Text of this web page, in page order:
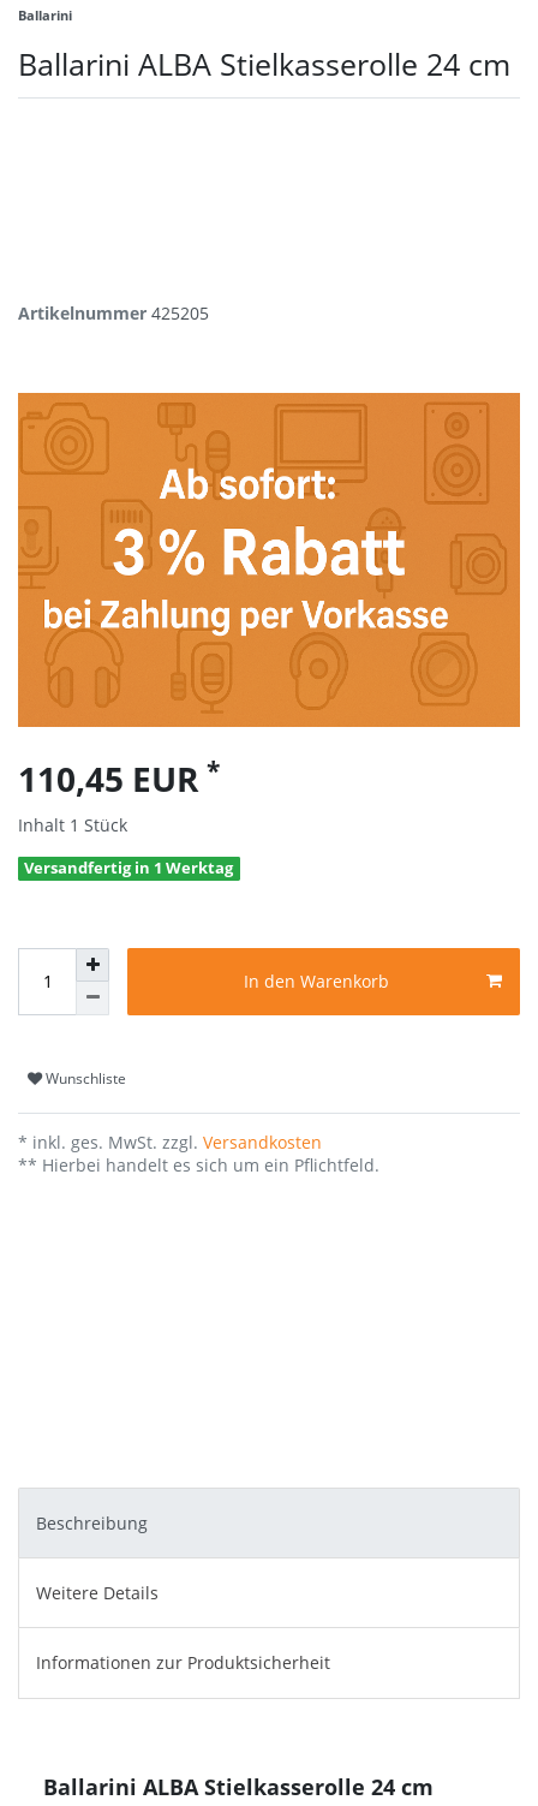
Ballarini
Ballarini ALBA Stielkasserolle 24 cm
Artikelnummer 425205
110,45 EUR *
Inhalt 1 Stück
Versandfertig in 1 Werktag
In den Warenkorb
Wunschliste
* inkl. ges. MwSt. zzgl. Versandkosten
** Hierbei handelt es sich um ein Pflichtfeld.
Beschreibung
Weitere Details
Informationen zur Produktsicherheit
Ballarini ALBA Stielkasserolle 24 cm